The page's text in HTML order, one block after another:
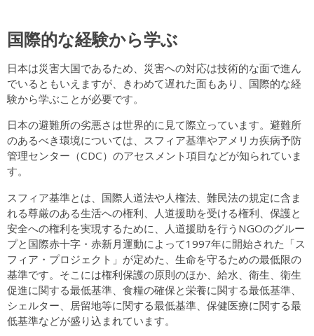
国際的な経験から学ぶ
日本は災害大国であるため、災害への対応は技術的な面で進ん
でいるともいえますが、きわめて遅れた面もあり、国際的な経
験から学ぶことが必要です。
日本の避難所の劣悪さは世界的に見て際立っています。避難所
のあるべき環境については、スフィア基準やアメリカ疾病予防
管理センター（CDC）のアセスメント項目などが知られていま
す。
スフィア基準とは、国際人道法や人権法、難民法の規定に含ま
れる尊厳のある生活への権利、人道援助を受ける権利、保護と
安全への権利を実現するために、人道援助を行うNGOのグルー
プと国際赤十字・赤新月運動によって1997年に開始された「ス
フィア・プロジェクト」が定めた、生命を守るための最低限の
基準です。そこには権利保護の原則のほか、給水、衛生、衛生
促進に関する最低基準、食糧の確保と栄養に関する最低基準、
シェルター、居留地等に関する最低基準、保健医療に関する最
低基準などが盛り込まれています。